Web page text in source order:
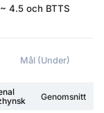
4.5 och BTTS
Mål (Under)
Genomsnitt